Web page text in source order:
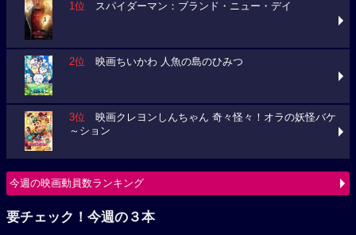
1位 スパイダーマン：ブランド・ニュー・デイ
2位 映画ちいかわ 人魚の島のひみつ
3位 映画クレヨンしんちゃん 奇々怪々！オラの妖怪バケ
～ション
今週の映画動員数ランキング
要チェック！今週の３本